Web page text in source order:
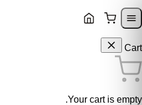
Skip to navigation
Cart
Your cart is empty.